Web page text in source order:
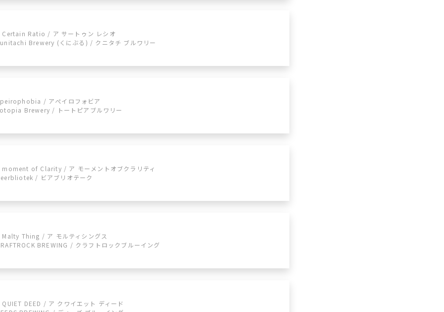
Certain Ratio / ア サートゥン レシオ
Brewery (くにぶる) / クニタチ ブルワリー
/ アぺイロフォビア
Brewery / トートピアブルワリー
moment of Clarity / ア モーメントオブクラリティ
/ ビアブリオテーク
Malty Thing / ア モルティシングス
BREWING / クラフトロックブルーイング
QUIET DEED / ア クワイエット ディード